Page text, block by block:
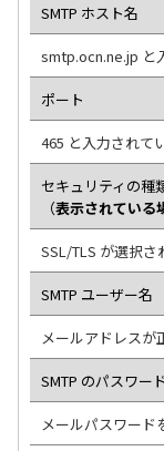
SMTP ホスト名
smtp.ocn.ne.jp と
ポート
465 と入力されて
セキュリティの種
（表示されている
SSL/TLS が選択
SMTP ユーザー名
メールアドレス
SMTP のパスワード
メールパスワード